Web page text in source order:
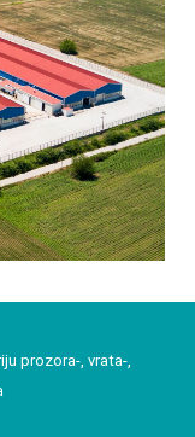
prozora-, vrata-,